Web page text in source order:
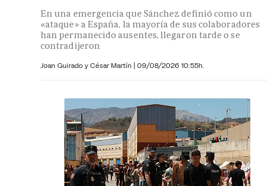
En una emergencia que Sánchez definió como un
«ataque» a España, la mayoría de sus colaboradores
han permanecido ausentes, llegaron tarde o se
contradijeron
Joan Guirado y César Martín | 09/08/2026 10:55h.